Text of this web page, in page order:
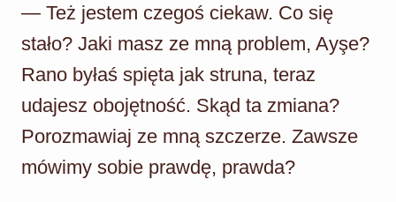
— Też jestem czegoś ciekaw. Co się
stało? Jaki masz ze mną problem, Ayşe?
Rano byłaś spięta jak struna, teraz
udajesz obojętność. Skąd ta zmiana?
Porozmawiaj ze mną szczerze. Zawsze
mówimy sobie prawdę, prawda?